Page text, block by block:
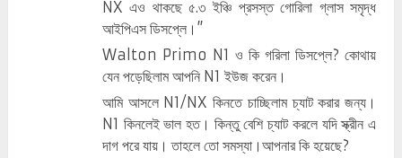
NX এও থাকছে ৫.৩ ইঞ্চি প্রসস্ত গোরিলা গ্লাস সমৃদ্ধ
আইপিএস ডিসপ্লে।”
Walton Primo N1 ও কি গরিলা ডিসপ্লে? কোথায়
যেন পড়েছিলাম আপনি N1 ইউজ করেন।
আমি আসলে N1/NX কিনতে চাচ্ছিলাম চ্যাট করার জন্য।
N1 কিনলেই ভাল হত। কিন্তু বেশি চ্যাট করলে যদি স্ক্রীন এ
দাগ পরে যায়। তাহলে তো সমস্যা।আপনার কি হয়েছে?